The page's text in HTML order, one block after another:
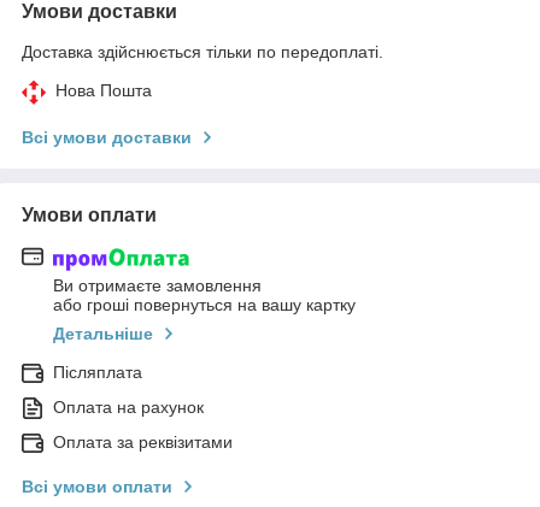
Умови доставки
Доставка здійснюється тільки по передоплаті.
Нова Пошта
Всі умови доставки
Умови оплати
Ви отримаєте замовлення
або гроші повернуться на вашу картку
Детальніше
Післяплата
Оплата на рахунок
Оплата за реквізитами
Всі умови оплати